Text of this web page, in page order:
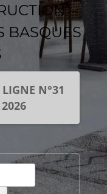
–
BASQUES
N°31
2026